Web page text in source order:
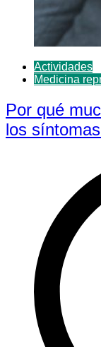
Actividades
Medicina
Por qué
los